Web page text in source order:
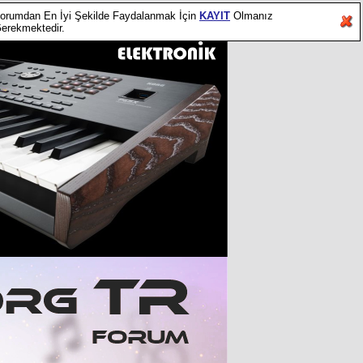
En İyi Şekilde Faydalanmak İçin KAYIT Olmanız